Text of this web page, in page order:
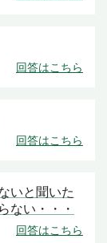
いと聞いた
ない・・・